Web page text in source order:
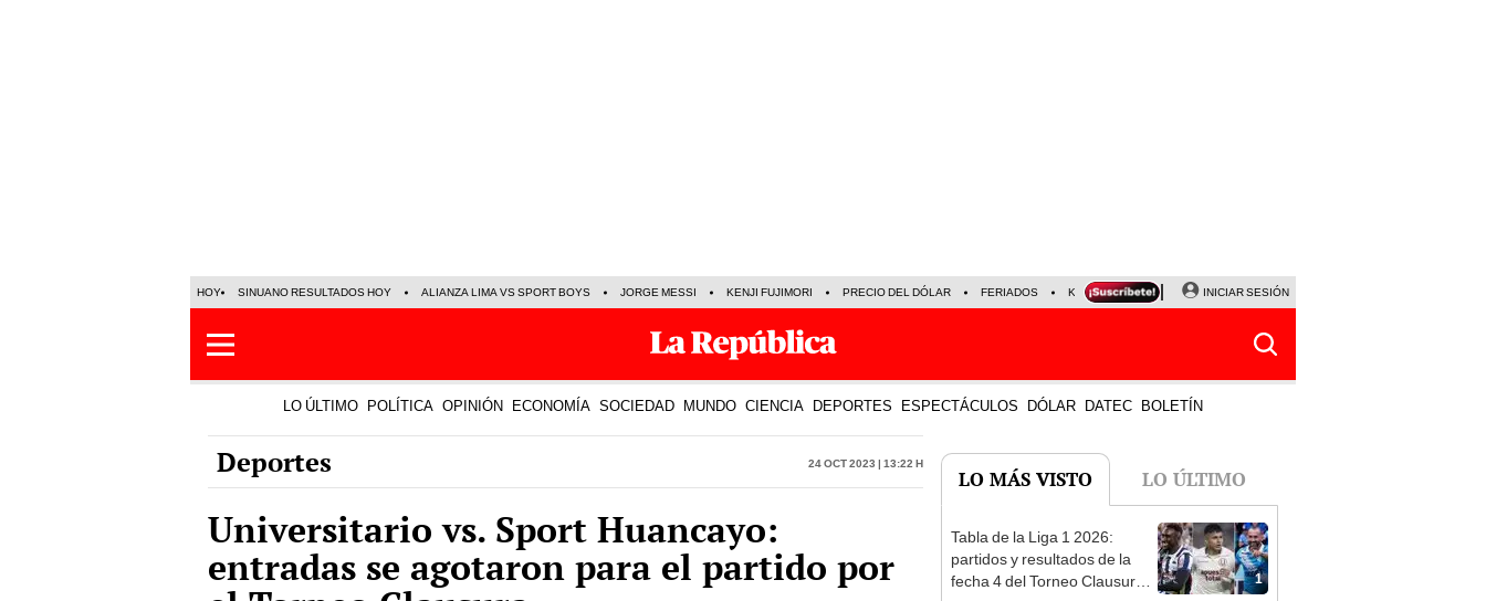
HOY SINUANO RESULTADOS HOY ALIANZA LIMA VS SPORT BOYS JORGE MESSI KENJI FUJIMORI PRECIO DEL DÓLAR FERIADOS KEIKO FUJIMORI NALDY SALDAÑA
INICIAR SESIÓN
LO ÚLTIMO POLÍTICA OPINIÓN ECONOMÍA SOCIEDAD MUNDO CIENCIA DEPORTES ESPECTÁCULOS DÓLAR DATEC BOLETÍN
Deportes 24 Oct 2023 | 13:22 h
Universitario vs. Sport Huancayo:
entradas se agotaron para el partido por
LO MÁS VISTO LO ÚLTIMO
1
Tabla de la Liga 1 2026:
partidos y resultados de la
fecha 4 del Torneo Clausura y